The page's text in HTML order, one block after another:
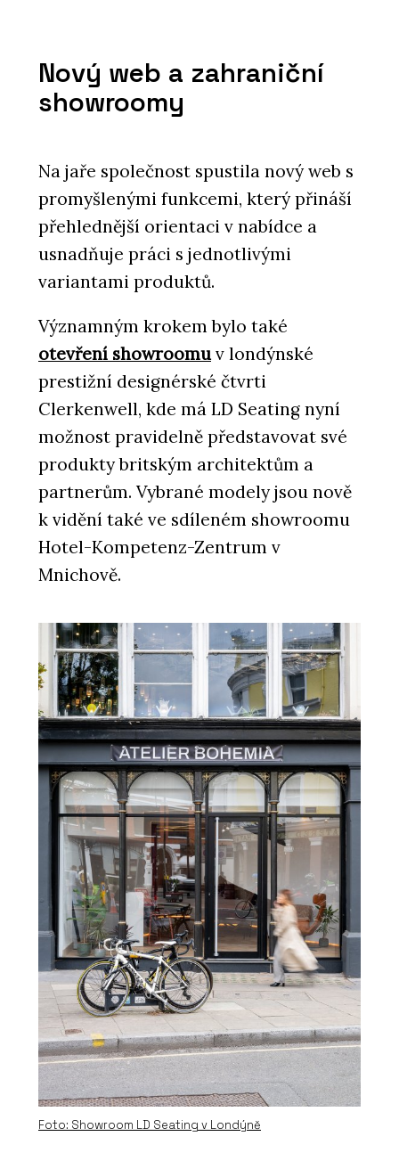
Nový web a zahraniční
showroomy
Na jaře společnost spustila nový web s
promyšlenými funkcemi, který přináší
přehlednější orientaci v nabídce a
usnadňuje práci s jednotlivými
variantami produktů.
Významným krokem bylo také
otevření showroomu v londýnské
prestižní designérské čtvrti
Clerkenwell, kde má LD Seating nyní
možnost pravidelně představovat své
produkty britským architektům a
partnerům. Vybrané modely jsou nově
k vidění také ve sdíleném showroomu
Hotel-Kompetenz-Zentrum v
Mnichově.
Foto: Showroom LD Seating v Londýně